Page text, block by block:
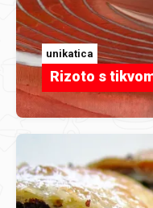
unikatica
Rizoto s